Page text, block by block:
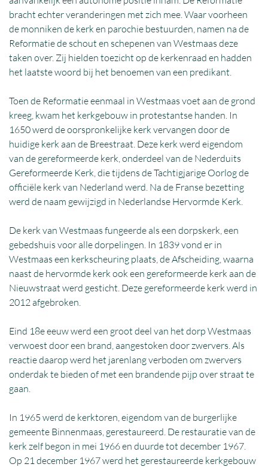
bracht echter veranderingen met zich mee. Waar voorheen
de monniken de kerk en parochie bestuurden, namen na de
Reformatie de schout en schepenen van Westmaas deze
taken over. Zij hielden toezicht op de kerkenraad en hadden
het laatste woord bij het benoemen van een predikant.
Toen de Reformatie eenmaal in Westmaas voet aan de grond
kreeg, kwam het kerkgebouw in protestantse handen. In
1650 werd de oorspronkelijke kerk vervangen door de
huidige kerk aan de Breestraat. Deze kerk werd eigendom
van de gereformeerde kerk, onderdeel van de Nederduits
Gereformeerde Kerk, die tijdens de Tachtigjarige Oorlog de
officiële kerk van Nederland werd. Na de Franse bezetting
werd de naam gewijzigd in Nederlandse Hervormde Kerk.
De kerk van Westmaas fungeerde als een dorpskerk, een
gebedshuis voor alle dorpelingen. In 1839 vond er in
Westmaas een kerkscheuring plaats, de Afscheiding, waarna
naast de hervormde kerk ook een gereformeerde kerk aan de
Nieuwstraat werd gesticht. Deze gereformeerde kerk werd in
2012 afgebroken.
Eind 18e eeuw werd een groot deel van het dorp Westmaas
verwoest door een brand, aangestoken door zwervers. Als
reactie daarop werd het jarenlang verboden om zwervers
onderdak te bieden of met een brandende pijp over straat te
gaan.
In 1965 werd de kerktoren, eigendom van de burgerlijke
gemeente Binnenmaas, gerestaureerd. De restauratie van de
kerk zelf begon in mei 1966 en duurde tot december 1967.
Op 21 december 1967 werd het gerestaureerde kerkgebouw